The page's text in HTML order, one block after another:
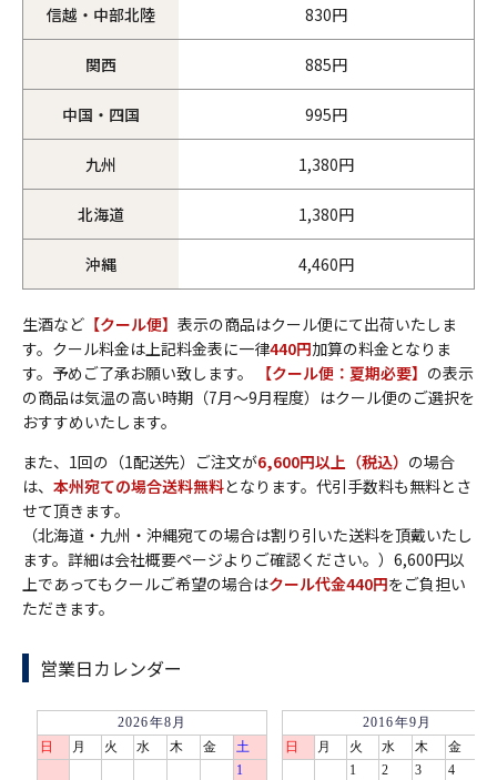
信越・中部北陸 830円
関西 885円
中国・四国 995円
九州 1,380円
北海道 1,380円
沖縄 4,460円
生酒など 【クール便】 表示の商品はクール便にて出荷いたしま
す。クール料金は上記料金表に一律440円加算の料金となりま
す。予めご了承お願い致します。
【クール便：夏期必要】 の表示
の商品は気温の高い時期（7月～9月程度）はクール便のご選択を
おすすめいたします。
また、1回の（1配送先）ご注文が6,600円以上（税込） の場合
は、 本州宛ての場合送料無料となります。代引手数料も無料とさ
せて頂きます。
（北海道・九州・沖縄宛ての場合は割り引いた送料を頂戴いたし
ます。詳細は会社概要ページよりご確認ください。）6,600円以
上であってもクールご希望の場合はクール代金440円をご負担い
ただきます。
営業日カレンダー